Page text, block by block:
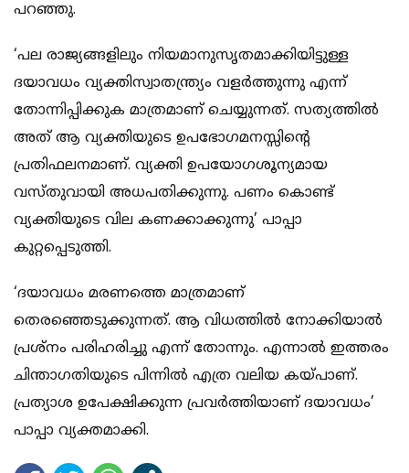
പറഞ്ഞു.
‘പല രാജ്യങ്ങളിലും നിയമാനുസൃതമാക്കിയിട്ടുള്ള
ദയാവധം വ്യക്തിസ്വാതന്ത്ര്യം വളര്‍ത്തുന്നു എന്ന്
തോന്നിപ്പിക്കുക മാത്രമാണ് ചെയ്യുന്നത്. സത്യത്തില്‍
അത് ആ വ്യക്തിയുടെ ഉപഭോഗമനസ്സിന്റെ
പ്രതിഫലനമാണ്. വ്യക്തി ഉപയോഗശൂന്യമായ
വസ്തുവായി അധപതിക്കുന്നു. പണം കൊണ്ട്
വ്യക്തിയുടെ വില കണക്കാക്കുന്നു’ പാപ്പാ
കുറ്റപ്പെടുത്തി.
‘ദയാവധം മരണത്തെ മാത്രമാണ്
തെരഞ്ഞെടുക്കുന്നത്. ആ വിധത്തില്‍ നോക്കിയാല്‍
പ്രശ്‌നം പരിഹരിച്ചു എന്ന് തോന്നും. എന്നാല്‍ ഇത്തരം
ചിന്താഗതിയുടെ പിന്നില്‍ എത്ര വലിയ കയ്പാണ്.
പ്രത്യാശ ഉപേക്ഷിക്കുന്ന പ്രവര്‍ത്തിയാണ് ദയാവധം’
പാപ്പാ വ്യക്തമാക്കി.